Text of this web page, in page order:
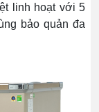
linh hoạt với 5
bảo quản đa